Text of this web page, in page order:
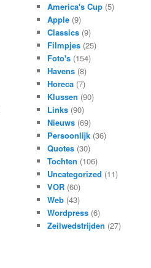
America's Cup (5)
Apple (9)
Classics (9)
Filmpjes (25)
Foto's (154)
Havens (8)
Horeca (7)
Klussen (90)
Links (90)
Nieuws (69)
Persoonlijk (36)
Quotes (30)
Tochten (106)
Uncategorized (11)
VOR (60)
Web (43)
Wordpress (6)
Zeilwedstrijden (27)